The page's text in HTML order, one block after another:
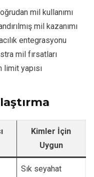
mil kullanımı
mil kazanımı
entegrasyonu
mil fırsatları
yapısı
Kimler İçin
Uygun
Sık seyahat